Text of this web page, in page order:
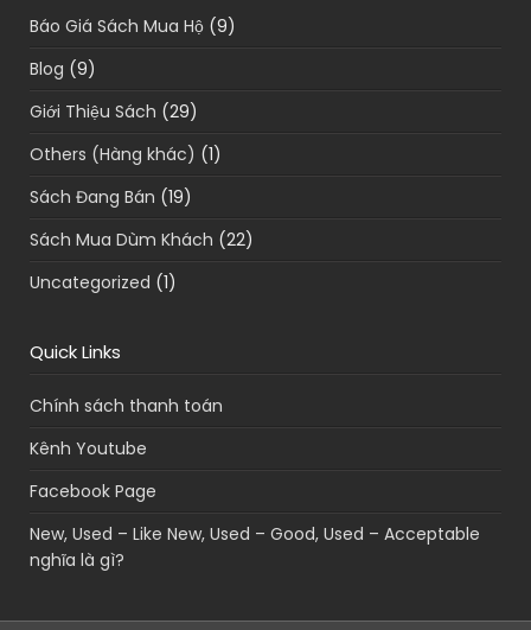
Báo Giá Sách Mua Hộ (9)
Blog (9)
Giới Thiệu Sách (29)
Others (Hàng khác) (1)
Sách Đang Bán (19)
Sách Mua Dùm Khách (22)
Uncategorized (1)
Quick Links
Chính sách thanh toán
Kênh Youtube
Facebook Page
New, Used – Like New, Used – Good, Used – Acceptable
nghĩa là gì?